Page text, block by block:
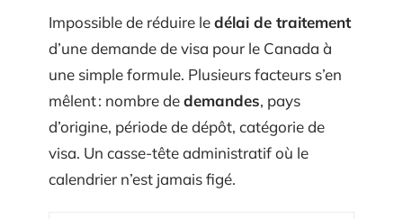
Impossible de réduire ledélai de traitement
d’une demande de visa pour le Canada à
une simple formule. Plusieurs facteurs s’en
mêlent : nombre dedemandes, pays
d’origine, période de dépôt, catégorie de
visa. Un casse-tête administratif où le
calendrier n’est jamais figé.